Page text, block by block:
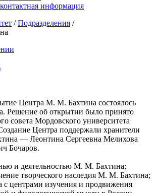
информация
/Подразделения /
Центра М. М. Бахтина состоялось
Решение об открытии было принято
совета Мордовского университета
Центра поддержали хранители
— Леонтина Сергеевна Мелихова
Бочаров.
и деятельностью М. М. Бахтина;
творческого наследия М. М. Бахтина;
с центрами изучения и продвижения